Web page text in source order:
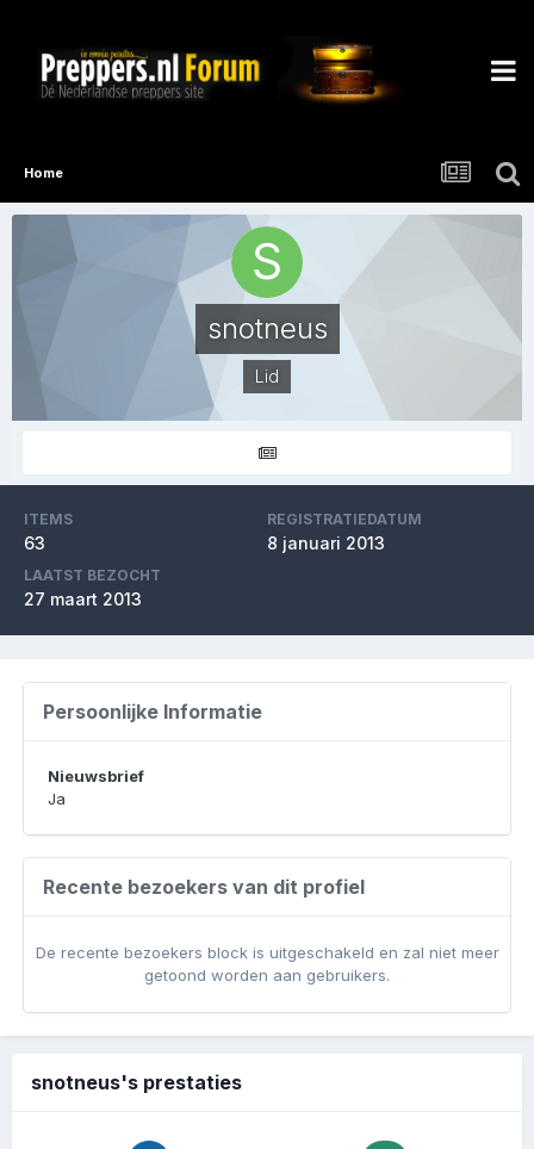
Home
snotneus
Lid
ITEMS
63
REGISTRATIEDATUM
8 januari 2013
LAATST BEZOCHT
27 maart 2013
Persoonlijke Informatie
Nieuwsbrief
Ja
Recente bezoekers van dit profiel
De recente bezoekers block is uitgeschakeld en zal niet meer
getoond worden aan gebruikers.
snotneus's prestaties